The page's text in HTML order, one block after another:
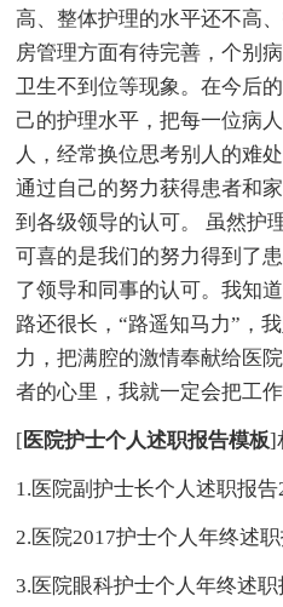
高、整体护理的水平还不高
房管理方面有待完善，个别
卫生不到位等现象。在今后
己的护理水平，把每一位病
人，经常换位思考别人的难
通过自己的努力获得患者和
到各级领导的认可。 虽然护
可喜的是我们的努力得到了
了领导和同事的认可。我知
路还很长，“路遥知马力”，
力，把满腔的激情奉献给医
者的心里，我就一定会把工作
[ 医院护士个人述职报告模板]
1.医院副护士长个人述职报告
2.医院2017护士个人年终述
3.医院眼科护士个人年终述职